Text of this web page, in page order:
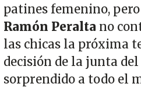
patines femenino,
Ramón Peralta no
las chicas la próxima
decisión de la junta del
sorprendido a todo el